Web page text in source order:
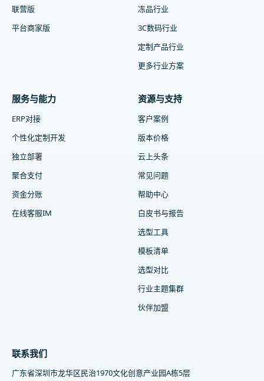
联营版
平台商家版
冻品行业
3C数码行业
定制产品行业
更多行业方案
服务与能力
ERP对接
个性化定制开发
独立部署
聚合支付
资金分账
在线客服IM
资源与支持
客户案例
版本价格
云上头条
常见问题
帮助中心
白皮书与报告
选型工具
模板清单
选型对比
行业主题集群
伙伴加盟
联系我们
广东省深圳市龙华区民治1970文化创意产业园A栋5层